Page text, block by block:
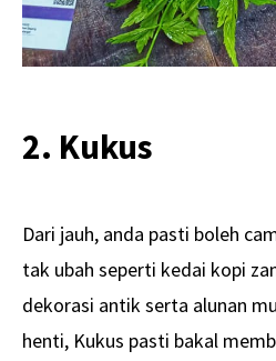
2. Kukus
Dari jauh, anda pasti boleh
tak ubah seperti kedai kopi
dekorasi antik serta alunan
henti, Kukus pasti bakal